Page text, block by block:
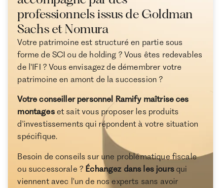
professionnels issus de Goldman
Sachs et Nomura
Votre patrimoine est structuré en partie sous
forme de SCI ou de holding ? Vous êtes redevables
de l'IFI ? Vous envisagez de démembrer votre
patrimoine en amont de la succession ?
Votre conseiller personnel Ramify maîtrise ces
montageset sait vous proposer les produits
d'investissements qui répondent à votre situation
spécifique.
Besoin de conseils sur une problématique fiscale
ou successorale ? Échangez dans les joursqui
viennent avec l'un de nos experts sans avoir